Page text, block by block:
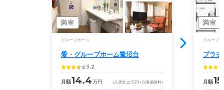
満室
グループホーム
愛・グループホーム鷺沼台
3.2
月額14.4万円 (入居金22万円 +介護保険料)
満室
グループホ
プラ
月額